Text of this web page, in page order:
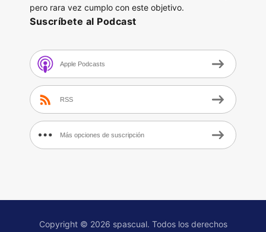
pero rara vez cumplo con este objetivo.
Suscríbete al Podcast
Apple Podcasts
RSS
Más opciones de suscripción
Copyright © 2026 spascual. Todos los derechos